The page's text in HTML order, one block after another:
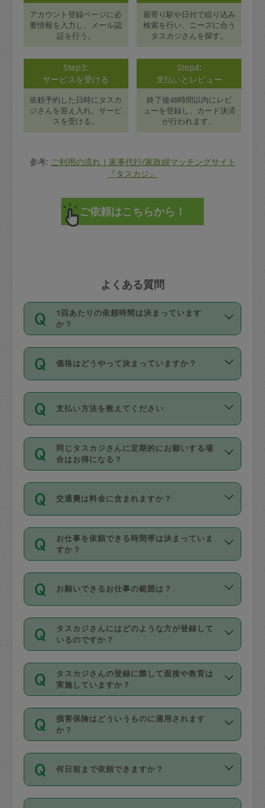
アカウント登録ページに必
要情報を入力し、メール認
証を行う。
最寄り駅や日付で絞り込み
検索を行い、ニーズに合う
タスカジさんを探す。
Step3:
サービスを受ける
依頼予約した日時にタスカ
ジさんを迎え入れ、サービ
スを受ける。
Step4:
支払いとレビュー
終了後48時間以内にレビ
ューを登録し、カード決済
が行われます。
参考: ご利用の流れ｜家事代行/家政婦マッチングサイト
『タスカジ』
よくある質問
1回あたりの依頼時間は決まっています
か？
依頼1回につき3時間固定です。3時間を
超えて依頼したい場合は、延長機能をご
利用ください。機能をご利用いただくに
の上事前申請することが必要です。な
お、3時間を下回っても、値引き等はござ
いません。
価格はどうやって決まっていますか？
11種類の価格帯の中からタスカジさん自
身が価格を選んで設定しています。
タスカジさんの価格設定には最初は制限
があり、レビュー件数、レビューの平均
値、などで除々に設定可能な最高額が上
がっていく仕組みになっています。
支払い方法を教えてください
お支払方法はクレジットカード（Visa／
Master／JCB／AMERICAN EXPRESS／
Diners Club）のみとなります。
を行う際にご入力ください。プロフィー
ル登録時にはご入力いただかなくても大
丈夫です。
デビットカード・プリペイドカード（Vプ
リカ、au WALLETなど）は支払にはご利
銀行振込や現金払いも対応していませ
なお、タスカジさんの交通費も、依頼料
金のご請求と合わせてお支払いとなりま
動計算で表示されます。
同じタスカジさんに定期的にお願いする場
合はお得になる？
依頼には「スポット」と「定期（毎週｜
隔週）」があり、「定期」の依頼は「ス
ポット」よりお得な料金でご利用できま
す。
定期の最低利用回数は設けていない代わ
りに、一定数を超えたキャンセルは有償
（例：毎週定期の場合は３回以上のキャ
ンセルが有償（1200円、隔週定期の場合
は２回以上のキャンセルが有償（1200
交通費は料金に含まれますか？
交通費は依頼料金とは別途発生し、依頼
料金のご請求と合わせてお支払いとなり
ます。交通費の金額は「依頼の詳細」に
お仕事を依頼できる時間帯は決まっていま
すか？
時間帯は3種類あります。いずれも１回あ
たり３時間です。
・ＡＭ ９時～１２時
・ＰＭ １３時～１６時
・夜 １８時～２１時
開始時間を２時間前後変更することが可
能です。依頼送信後、個別にタスカジさ
んにメッセージを送り調整してくださ
い。ただし、２時間を越えての調整はで
時間も被らない場合、損害保険の対象外
お願いできるお仕事の範囲は？
掃除、整理収納、洗濯、買い物、料理、
作り置きです。タスカジさんによってで
きる仕事の範囲が異なりますので、依頼
する前にタスカジさんのプロフィールで
確認してください。
基本的に、高所での作業や危険作業、屋
外での作業は対象外です。
タスカジさんにはどのような方が登録して
いるのですか？
主婦として長年の家事経験をお持ちの
方、栄養士・調理師といった資格者で保
育園や学校の給食やレストランで料理関
係の専門職に従事されていた方、日本で
すでにハウスキーパーや英語の先生とし
てお仕事をしているフィリピン出身の
社員など様々なバックグラウンドの方が
登録しています。
タスカジさんの登録に際して面接や教育は
実施していますか？
応募の際に、各自事務局との面接と説明
を行っています。その後、身分証明書の
写真提出をしていただいています。外国
確認しています。タスカジさんトレーニ
ング動画を使ったセルフトレーニングの
損害保険はどういうものに適用されます
か？
依頼者とタスカジさんとの間でタスカジ
を通して成立した作業時間内での作業に
適用されます。作業範囲は、掃除、洗
何日前まで依頼できますか？
ご依頼は、現在を起点に3日後（72時間